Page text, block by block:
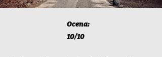
Ocena:
10/10